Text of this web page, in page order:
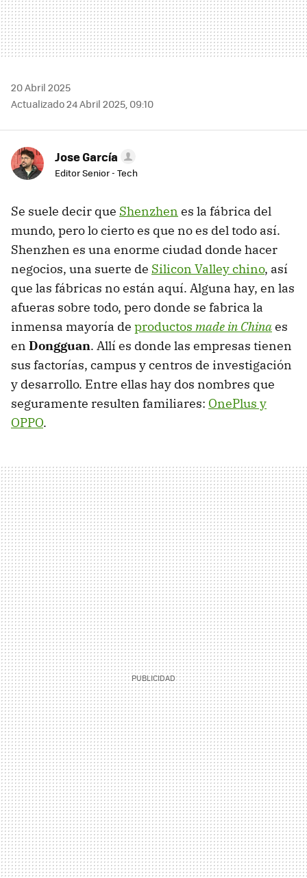
20 Abril 2025
Actualizado 24 Abril 2025, 09:10
Jose García
Editor Senior - Tech
Se suele decir que Shenzhen es la fábrica del
mundo, pero lo cierto es que no es del todo así.
Shenzhen es una enorme ciudad donde hacer
negocios, una suerte de Silicon Valley chino, así
que las fábricas no están aquí. Alguna hay, en las
afueras sobre todo, pero donde se fabrica la
inmensa mayoría de productos made in Chinaes
en Dongguan. Allí es donde las empresas tienen
sus factorías, campus y centros de investigación
y desarrollo. Entre ellas hay dos nombres que
seguramente resulten familiares: OnePlus y
OPPO.